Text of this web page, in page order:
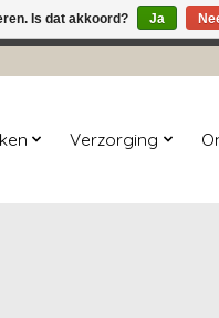
Verzorging
Is dat akkoord? Ja
geplaatste orders